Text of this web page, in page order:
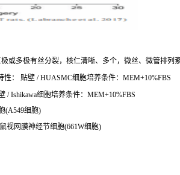
或多极有丝分裂，核仁清晰、多个，微丝、微管排列紊
： 贴壁 / HUASMC细胞培养条件：MEM+10%FBS
/ Ishikawa细胞培养条件：MEM+10%FBS
(A549细胞)
视网膜神经节细胞(661W细胞)